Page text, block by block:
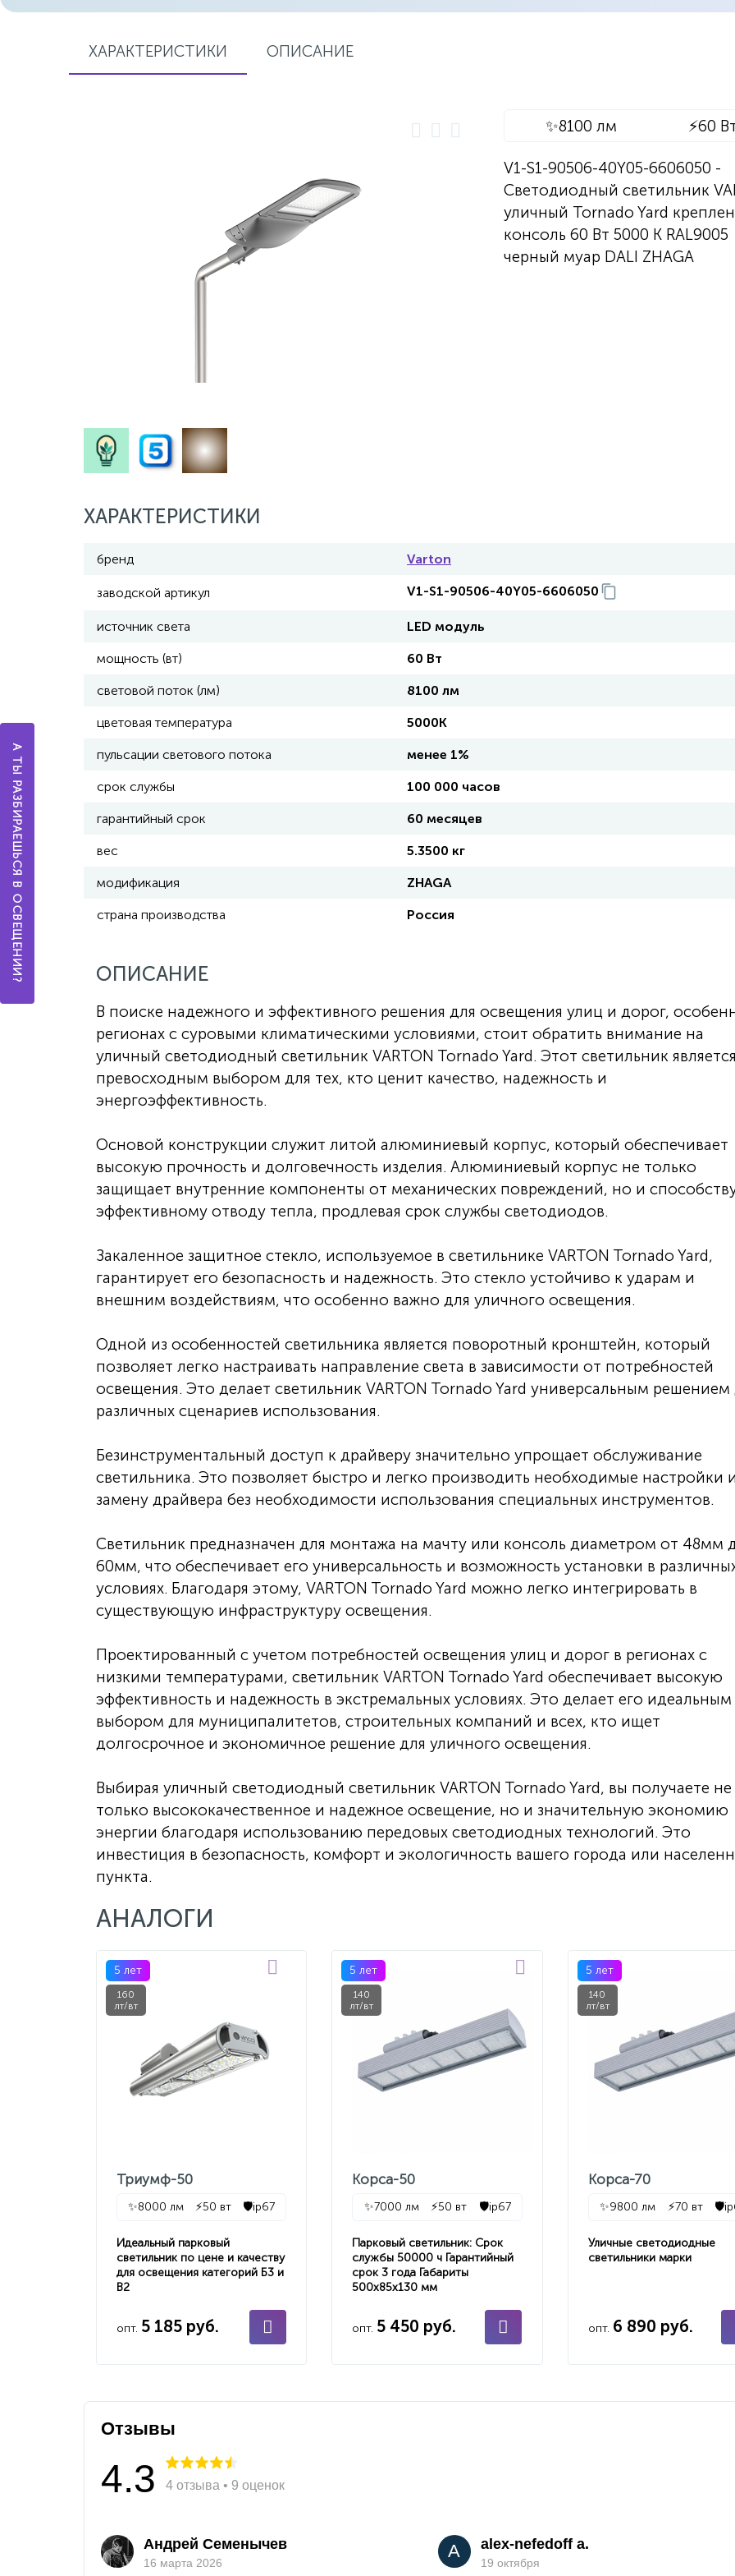
ХАРАКТЕРИСТИКИ ОПИСАНИЕ
✨8100 лм ⚡60
V1-S1-90506-40Y05-6606050 -
Светодиодный светильник
уличный Tornado Yard
консоль 60 Вт 5000 K RAL9005
черный муар DALI ZHAGA
ХАРАКТЕРИСТИКИ
бренд Varton
заводской артикул V1-S1-90506-40Y05-6606050
источник света LED модуль
мощность (вт) 60 Вт
световой поток (лм) 8100 лм
цветовая температура 5000K
пульсации светового потока менее 1%
срок службы 100 000 часов
гарантийный срок 60 месяцев
вес 5.3500 кг
модификация ZHAGA
страна производства Россия
ОПИСАНИЕ
В поиске надежного и эффективного решения для освещения улиц и дорог,
регионах с суровыми климатическими условиями, стоит обратить внимание на
уличный светодиодный светильник VARTON Tornado Yard. Этот светильник является
превосходным выбором для тех, кто ценит качество, надежность и
энергоэффективность.
Основой конструкции служит литой алюминиевый корпус, который обеспечивает
высокую прочность и долговечность изделия. Алюминиевый корпус не только
защищает внутренние компоненты от механических повреждений, но и
эффективному отводу тепла, продлевая срок службы светодиодов.
Закаленное защитное стекло, используемое в светильнике VARTON Tornado Yard,
гарантирует его безопасность и надежность. Это стекло устойчиво к ударам и
внешним воздействиям, что особенно важно для уличного освещения.
Одной из особенностей светильника является поворотный кронштейн, который
позволяет легко настраивать направление света в зависимости от потребностей
освещения. Это делает светильник VARTON Tornado Yard универсальным решением
различных сценариев использования.
Безинструментальный доступ к драйверу значительно упрощает обслуживание
светильника. Это позволяет быстро и легко производить необходимые настройки
замену драйвера без необходимости использования специальных инструментов.
Светильник предназначен для монтажа на мачту или консоль диаметром от 48мм
60мм, что обеспечивает его универсальность и возможность установки в
условиях. Благодаря этому, VARTON Tornado Yard можно легко интегрировать в
существующую инфраструктуру освещения.
Проектированный с учетом потребностей освещения улиц и дорог в регионах с
низкими температурами, светильник VARTON Tornado Yard обеспечивает высокую
эффективность и надежность в экстремальных условиях. Это делает его идеальным
выбором для муниципалитетов, строительных компаний и всех, кто ищет
долгосрочное и экономичное решение для уличного освещения.
Выбирая уличный светодиодный светильник VARTON Tornado Yard, вы получаете не
только высококачественное и надежное освещение, но и значительную экономию
энергии благодаря использованию передовых светодиодных технологий. Это
инвестиция в безопасность, комфорт и экологичность вашего города или
пункта.
АНАЛОГИ
5 лет
160
лт/вт
Триумф-50
✨8000 лм ⚡50 вт 🛡️ip67
Идеальный парковый
светильник по цене и качеству
для освещения категорий Б3 и
В2
опт. 5 185 руб.
5 лет
140
лт/вт
Корса-50
✨7000 лм ⚡50 вт 🛡️ip67
Парковый светильник: Срок
службы 50000 ч Гарантийный
срок 3 года Габариты
500х85х130 мм
опт. 5 450 руб.
5 лет
140
лт/вт
Корса-70
✨9800 лм ⚡70 вт 🛡️
Уличные светодиодные
светильники марки
опт. 6 890 руб.
Отзывы
4.3 4 отзыва • 9 оценок
Андрей Семенычев
16 марта 2026
A alex-nefedoff a.
19 октября
А ТЫ РАЗБИРАЕШЬСЯ В ОСВЕЩЕНИИ?